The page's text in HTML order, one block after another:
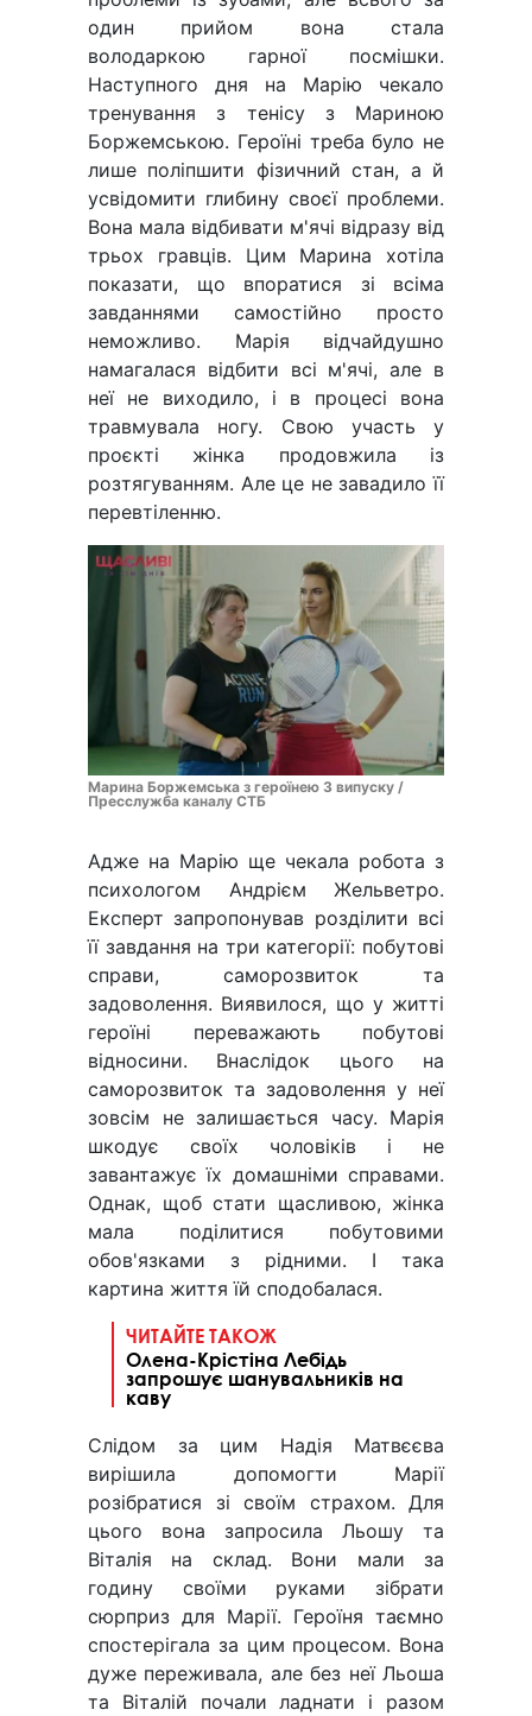
один прийом вона стала
володаркою гарної посмішки.
Наступного дня на Марію чекало
тренування з тенісу з Мариною
Боржемською. Героїні треба було не
лише поліпшити фізичний стан, а й
усвідомити глибину своєї проблеми.
Вона мала відбивати м'ячі відразу від
трьох гравців. Цим Марина хотіла
показати, що впоратися зі всіма
завданнями самостійно просто
неможливо. Марія відчайдушно
намагалася відбити всі м'ячі, але в
неї не виходило, і в процесі вона
травмувала ногу. Свою участь у
проєкті жінка продовжила із
розтягуванням. Але це не завадило її
перевтіленню.
Марина Боржемська з героїнею 3 випуску /
Пресслужба каналу СТБ
Адже на Марію ще чекала робота з
психологом Андрієм Жельветро.
Експерт запропонував розділити всі
її завдання на три категорії: побутові
справи, саморозвиток та
задоволення. Виявилося, що у житті
героїні переважають побутові
відносини. Внаслідок цього на
саморозвиток та задоволення у неї
зовсім не залишається часу. Марія
шкодує своїх чоловіків і не
завантажує їх домашніми справами.
Однак, щоб стати щасливою, жінка
мала поділитися побутовими
обов'язками з рідними. І така
картина життя їй сподобалася.
ЧИТАЙТЕ ТАКОЖ
Олена-Крістіна Лебідь
запрошує шанувальників на
каву
Слідом за цим Надія Матвєєва
вирішила допомогти Марії
розібратися зі своїм страхом. Для
цього вона запросила Льошу та
Віталія на склад. Вони мали за
годину своїми руками зібрати
сюрприз для Марії. Героїня таємно
спостерігала за цим процесом. Вона
дуже переживала, але без неї Льоша
та Віталій почали ладнати і разом